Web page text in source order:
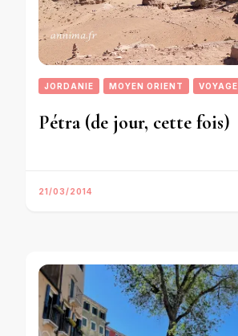
JORDANIE MOYEN ORIENT VOYAGE
Pétra (de jour, cette fois)
21/03/2014